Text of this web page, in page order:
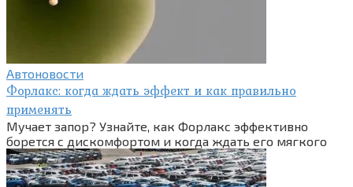
Автоновости
Форлакс: когда ждать эффект и как правильно
применять
Мучает запор? Узнайте, как Форлакс эффективно
борется с дискомфортом и когда ждать его мягкого